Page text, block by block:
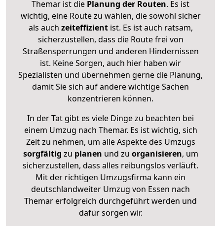
Themar ist die Planung der Routen. Es ist
wichtig, eine Route zu wählen, die sowohl sicher
als auch zeiteffizientist. Es ist auch ratsam,
sicherzustellen, dass die Route frei von
Straßensperrungen und anderen Hindernissen
ist. Keine Sorgen, auch hier haben wir
Spezialisten und übernehmen gerne die Planung,
damit Sie sich auf andere wichtige Sachen
konzentrieren können.
In der Tat gibt es viele Dinge zu beachten bei
einem Umzug nach Themar. Es ist wichtig, sich
Zeit zu nehmen, um alle Aspekte des Umzugs
sorgfältig zu planen und zu organisieren, um
sicherzustellen, dass alles reibungslos verläuft.
Mit der richtigen Umzugsfirma kann ein
deutschlandweiter Umzug von Essen nach
Themar erfolgreich durchgeführt werden und
dafür sorgen wir.